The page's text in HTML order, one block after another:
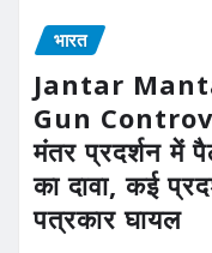
भारत
Jantar
Gun
मंतर प्रदर्शन में
का दावा, कई
पत्रकार घायल